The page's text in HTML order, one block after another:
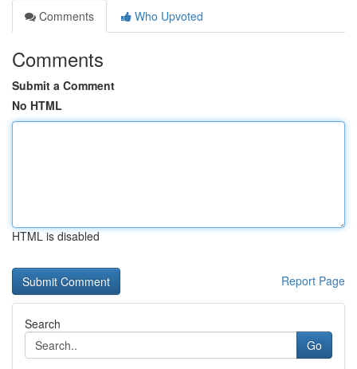
Comments
Who Upvoted
Comments
Submit a Comment
No HTML
HTML is disabled
Report Page
Search
Go